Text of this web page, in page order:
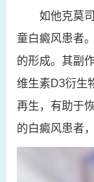
如他克莫
童白癜风患者
的形成。其副
维生素D3衍生
再生，有助于
的白癜风患者